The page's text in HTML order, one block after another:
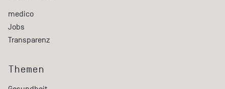
medico
Jobs
Transparenz
Themen